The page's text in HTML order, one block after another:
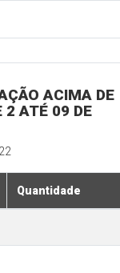
ACIMA DE
2 ATÉ 09 DE
Quantidade